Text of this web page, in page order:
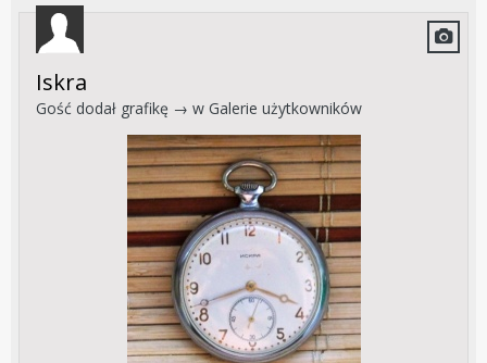
Iskra
Gość dodał grafikę → w Galerie użytkowników